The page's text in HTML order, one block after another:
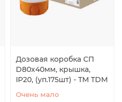
Дозовая коробка СП
D80х40мм, крышка,
IP20, (уп.175шт) - ТМ TDM
Очень мало